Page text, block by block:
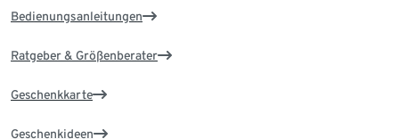
Bedienungsanleitungen
Ratgeber & Größenberater
Geschenkkarte
Geschenkideen